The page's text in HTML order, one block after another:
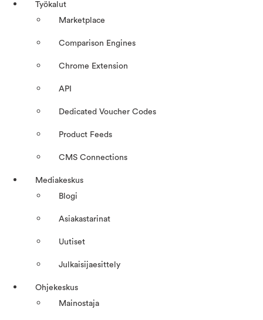
Työkalut
Marketplace
Comparison Engines
Chrome Extension
API
Dedicated Voucher Codes
Product Feeds
CMS Connections
Mediakeskus
Blogi
Asiakastarinat
Uutiset
Julkaisijaesittely
Ohjekeskus
Mainostaja